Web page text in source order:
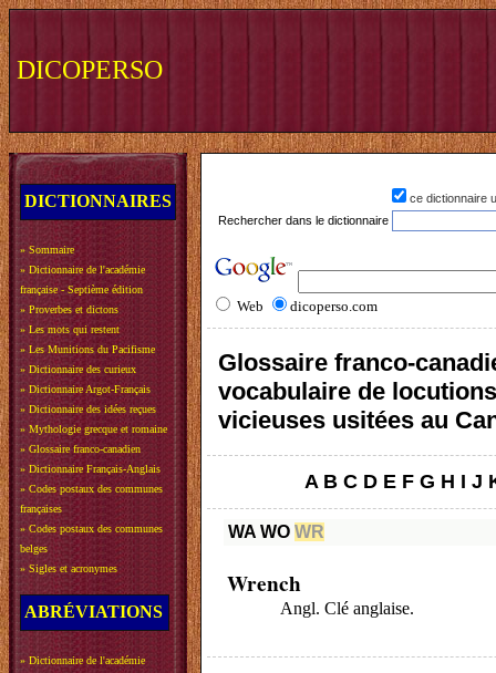
DICOPERSO
DICTIONNAIRES
» Sommaire
» Dictionnaire de l'académie
française - Septième édition
» Proverbes et dictons
» Les mots qui restent
» Les Munitions du Pacifisme
» Dictionnaire des curieux
» Dictionnaire Argot-Français
» Dictionnaire des idées reçues
» Mythologie grecque et romaine
» Glossaire franco-canadien
» Dictionnaire Français-Anglais
» Codes postaux des communes
françaises
» Codes postaux des communes
belges
» Sigles et acronymes
ABRÉVIATIONS
» Dictionnaire de l'académie
ce dictionnaire
Rechercher dans le dictionnaire
Web dicoperso.com
Glossaire franco-
vocabulaire de locutions
vicieuses usitées au
A B C D E F G H I J
WA WO WR
Wrench
Angl. Clé anglaise.